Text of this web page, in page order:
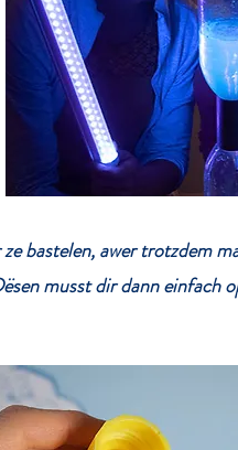
bastelen, awer trotzdem
musst dir dann einfach